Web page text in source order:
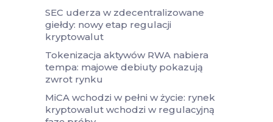
SEC uderza w zdecentralizowane
giełdy: nowy etap regulacji
kryptowalut
Tokenizacja aktywów RWA nabiera
tempa: majowe debiuty pokazują
zwrot rynku
MiCA wchodzi w pełni w życie: rynek
kryptowalut wchodzi w regulacyjną